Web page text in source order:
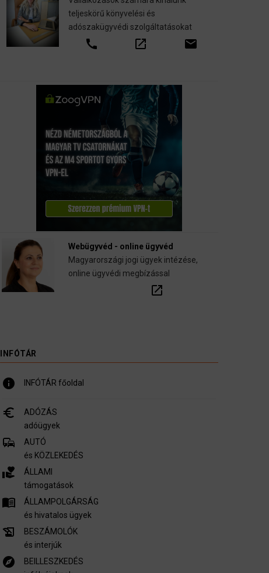
teljeskörű könyvelési és
adószakügyvédi szolgáltatásokat
call open_in_new email
Webügyvéd - online ügyvéd
Magyarországi jogi ügyek intézése,
online ügyvédi megbízással
open_in_new
INFÓTÁR
info INFÓTÁR főoldal
euro_symbol
ADÓZÁS
adóügyek
commute
AUTÓ
és KÖZLEKEDÉS
volunteer_activism
ÁLLAMI
támogatások
menu_book
ÁLLAMPOLGÁRSÁG
és hivatalos ügyek
history_edu
BESZÁMOLÓK
és interjúk
explore
BEILLESZKEDÉS